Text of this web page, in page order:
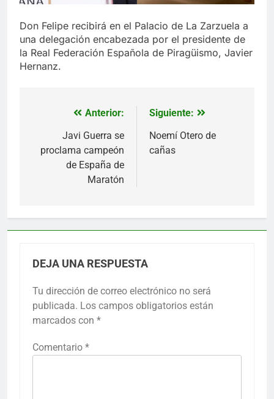
Don Felipe recibirá en el Palacio de La Zarzuela a
una delegación encabezada por el presidente de
la Real Federación Española de Piragüismo, Javier
Hernanz.
Navegación
entradas
Anterior:
Javi Guerra se
proclama campeón
de España de
Maratón
Siguiente:
Noemí Otero de
cañas
DEJA UNA RESPUESTA
Tu dirección de correo electrónico no será
publicada. Los campos obligatorios están
marcados con *
Comentario *